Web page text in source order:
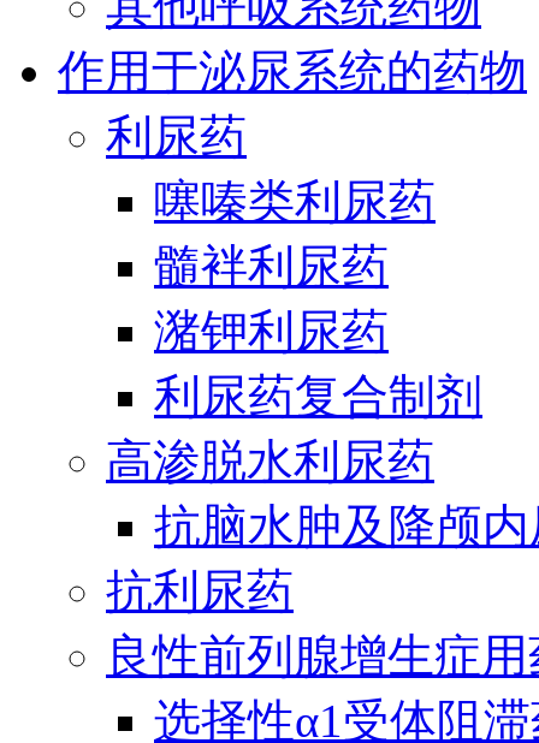
作用于泌尿系统的药物
利尿药
噻嗪类利尿药
髓袢利尿药
潴钾利尿药
利尿药复合制剂
高渗脱水利尿药
抗脑水肿及降颅
抗利尿药
良性前列腺增生症
选择性α1受体阻